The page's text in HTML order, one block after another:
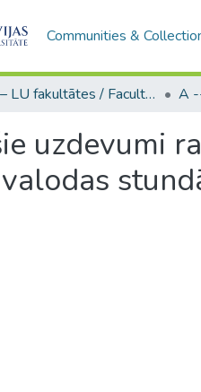
Communities &
B4 – LU fakultātes / Faculties of the UL
uzdevumi